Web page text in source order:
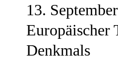
13.
Europäischer
Denkmals